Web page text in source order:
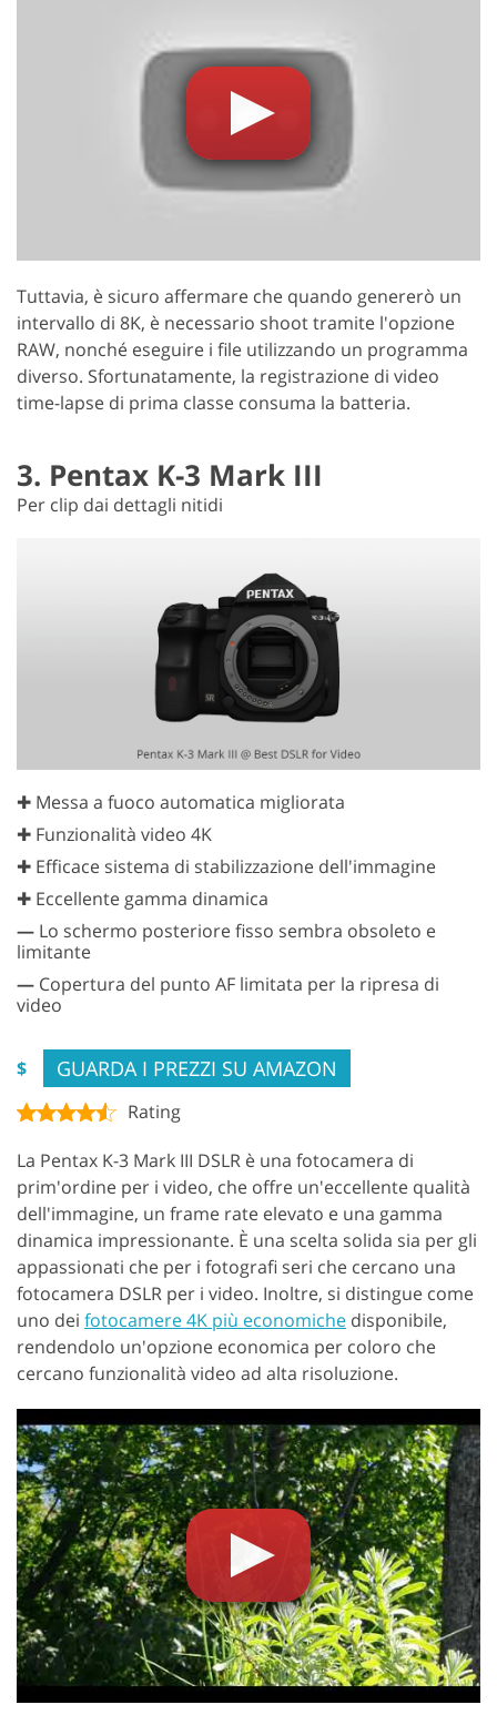
Tuttavia, è sicuro affermare che quando genererò un
intervallo di 8K, è necessario shoot tramite l'opzione
RAW, nonché eseguire i file utilizzando un programma
diverso. Sfortunatamente, la registrazione di video
time-lapse di prima classe consuma la batteria.
3. Pentax K-3 Mark III
Per clip dai dettagli nitidi
✚ Messa a fuoco automatica migliorata
✚ Funzionalità video 4K
✚ Efficace sistema di stabilizzazione dell'immagine
✚ Eccellente gamma dinamica
— Lo schermo posteriore fisso sembra obsoleto e
limitante
— Copertura del punto AF limitata per la ripresa di
video
$ GUARDA I PREZZI SU AMAZON
Rating
La Pentax K-3 Mark III DSLR è una fotocamera di
prim'ordine per i video, che offre un'eccellente qualità
dell'immagine, un frame rate elevato e una gamma
dinamica impressionante. È una scelta solida sia per gli
appassionati che per i fotografi seri che cercano una
fotocamera DSLR per i video. Inoltre, si distingue come
uno dei fotocamere 4K più economiche disponibile,
rendendolo un'opzione economica per coloro che
cercano funzionalità video ad alta risoluzione.